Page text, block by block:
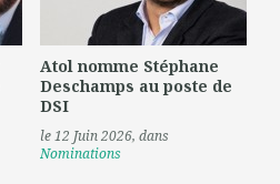
Atol nomme Stéphane
Deschamps au poste de
DSI
le 12 Juin 2026, dans
Nominations